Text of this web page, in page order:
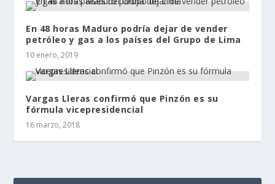
En 48 horas Maduro podría dejar de vender
petróleo y gas a los países del Grupo de Lima
10 enero, 2019
Vargas Lleras confirmó que Pinzón es su
fórmula vicepresidencial
16 marzo, 2018